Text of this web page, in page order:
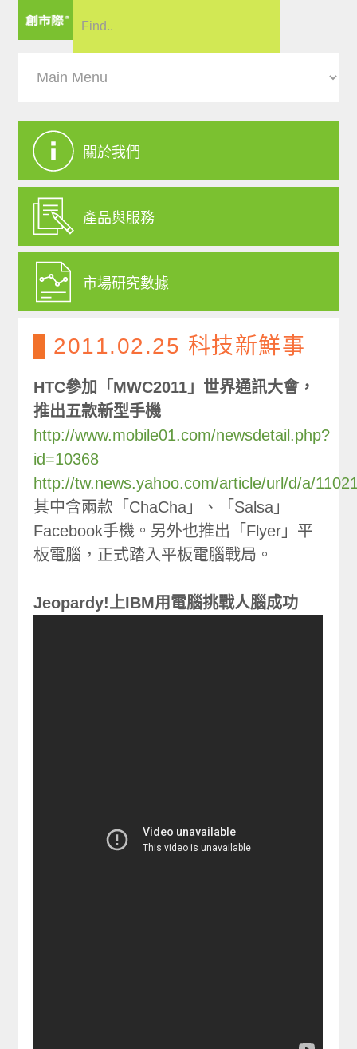
關於我們
產品與服務
市場研究數據
2011.02.25 科技新鮮事
HTC參加「MWC2011」世界通訊大會，
推出五款新型手機
http://www.mobile01.com/newsdetail.php?
id=10368
http://tw.news.yahoo.com/article/url/d/a/
其中含兩款「ChaCha」、「Salsa」
Facebook手機。另外也推出「Flyer」平
板電腦，正式踏入平板電腦戰局。
Jeopardy!上IBM用電腦挑戰人腦成功